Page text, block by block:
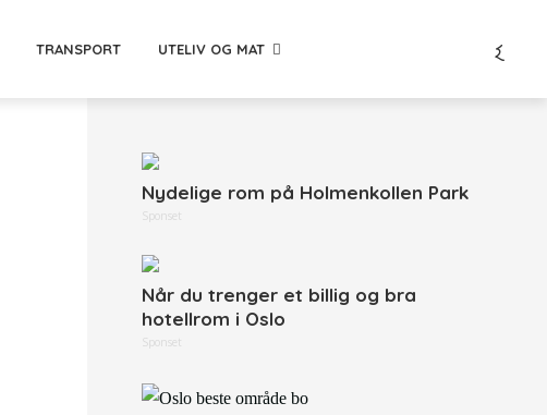
TRANSPORT UTELIV OG MAT
Nydelige rom på Holmenkollen Park
Sponset
Når du trenger et billig og bra
hotellrom i Oslo
Sponset